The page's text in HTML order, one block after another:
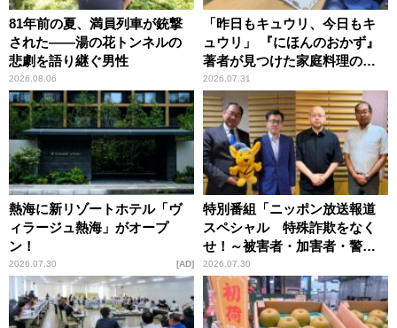
81年前の夏、満員列車が銃撃
された――湯の花トンネルの
悲劇を語り継ぐ男性
2026.08.06
「昨日もキュウリ、今日もキ
ュウリ」 『にほんのおかず』
著者が見つけた家庭料理の知
恵
2026.07.31
熱海に新リゾートホテル「ヴ
ィラージュ熱海」がオープ
ン！
2026.07.30 AD
特別番組「ニッポン放送報道
スペシャル 特殊詐欺をなく
せ！～被害者・加害者・警視
庁が語るトクリュウの実態
～」放送
2026.07.30